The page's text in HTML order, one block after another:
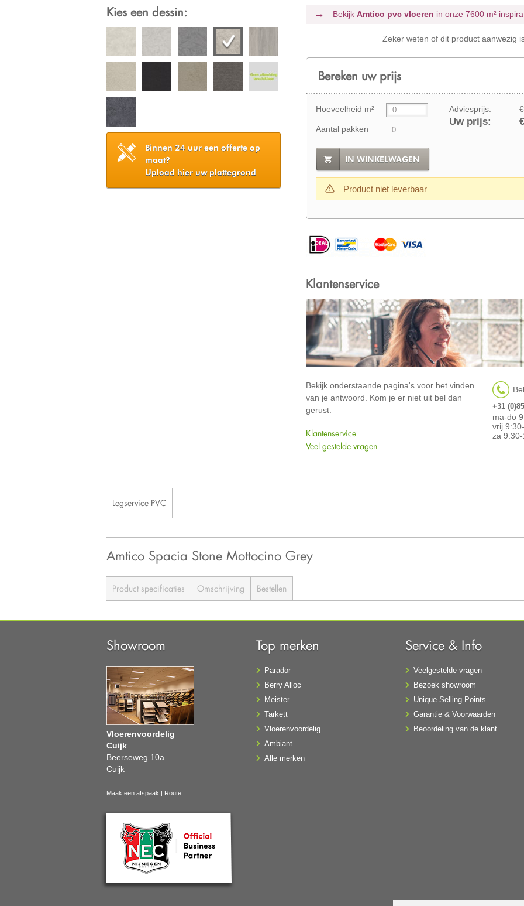
Kies een dessin:
Binnen 24 uur een offerte op
maat?
Upload hier uw plattegrond
BekijkAmtico pvc vloeren in onze 7600 m²
Zeker weten of dit product aanwezig
Bereken uw prijs
Hoeveelheid m²
Aantal pakken
Adviesprijs:
Uw prijs:
IN WINKELWAGEN
Product niet leverbaar
Klantenservice
Bekijk onderstaande pagina's voor het vinden
van je antwoord. Kom je er niet uit bel dan
gerust.
Klantenservice
Veel gestelde vragen
+31
ma-do
vrij
za
Legservice PVC
Amtico Spacia Stone Mottocino Grey
Product specificaties Omschrijving Bestellen
Showroom
Vloerenvoordelig
Cuijk
Beerseweg 10a
Cuijk
Maak een afspaak Route
Top merken
Parador
Berry Alloc
Meister
Tarkett
Vloerenvoordelig
Ambiant
Alle merken
Service & Info
Veelgestelde vragen
Bezoek showroom
Unique Selling Points
Garantie & Voorwaarden
Beoordeling van de klant